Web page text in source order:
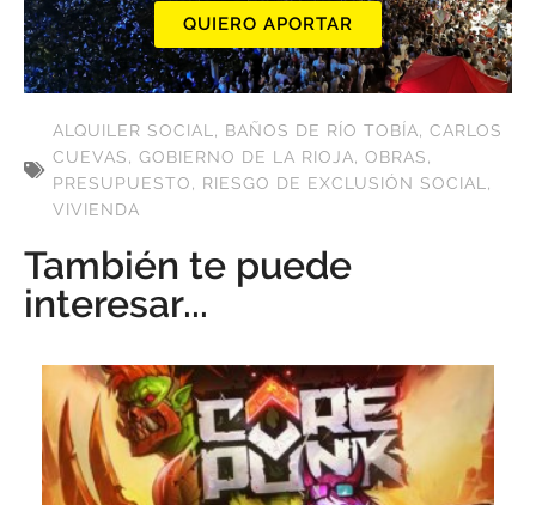
QUIERO APORTAR
ALQUILER SOCIAL , BAÑOS DE RÍO TOBÍA, CARLOS
CUEVAS, GOBIERNO DE LA RIOJA, OBRAS,
PRESUPUESTO, RIESGO DE EXCLUSIÓN SOCIAL ,
VIVIENDA
También te puede
interesar...